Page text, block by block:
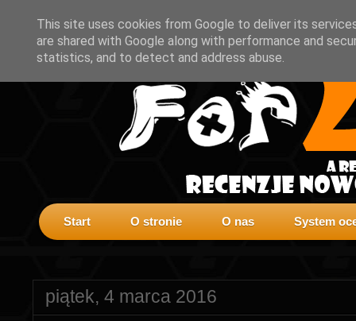
Start O stronie O nas System
piątek, 4 marca 2016
This site uses cookies from Google to deliver its
are shared with Google along with performance and
statistics, and to detect and address abuse.